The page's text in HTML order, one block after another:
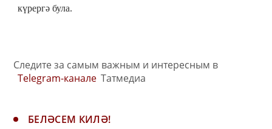
күрергә була.
Следите за самым важным и интересным в
Telegram-канале Татмедиа
БЕЛӘСЕМ КИЛӘ!